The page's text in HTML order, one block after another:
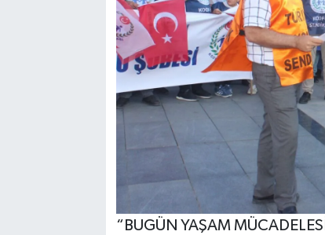
“BUGÜN YAŞAM